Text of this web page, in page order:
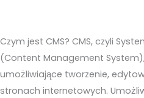
Czym jest CMS? CMS, czyli
(Content Management
umożliwiające tworzenie,
stronach internetowych.